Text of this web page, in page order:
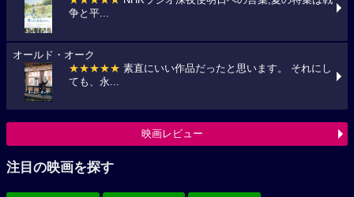
争と平...
オールド・オーク
★★★★★ 素直にいい作品だったと思います。 それにし
ても、永...
映画レビュー
注目の映画を探す